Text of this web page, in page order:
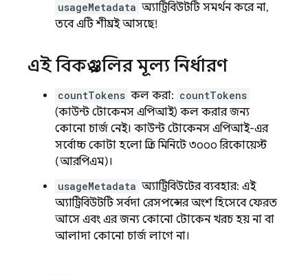
usageMetadata অ্যাট্রিবিউটটি সমর্থন করে না,
তবে এটি শীঘ্রই আসছে!
এই বিকল্পগুলির মূল্য নির্ধারণ
countTokens কল করা: countTokens
(কাউন্ট টোকেনস এপিআই) কল করার জন্য
কোনো চার্জ নেই। কাউন্ট টোকেনস এপিআই-এর
সর্বোচ্চ কোটা হলো প্রতি মিনিটে ৩০০০ রিকোয়েস্ট
(আরপিএম)।
usageMetadata অ্যাট্রিবিউটের ব্যবহার: এই
অ্যাট্রিবিউটটি সর্বদা রেসপন্সের অংশ হিসেবে ফেরত
আসে এবং এর জন্য কোনো টোকেন খরচ হয় না বা
আলাদা কোনো চার্জ লাগে না।